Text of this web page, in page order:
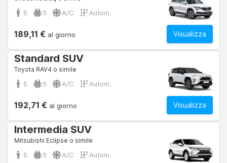
5 5 A/C Autom.
Visualizza
189,11 € al giorno
Standard SUV
Toyota RAV4 o simile
5 5 A/C Autom.
Visualizza
192,71 € al giorno
Intermedia SUV
Mitsubishi Eclipse o simile
5 5 A/C Autom.